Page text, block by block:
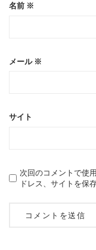
名前 ※
メール ※
サイト
次回のコメントで使
ドレス、サイトを保存